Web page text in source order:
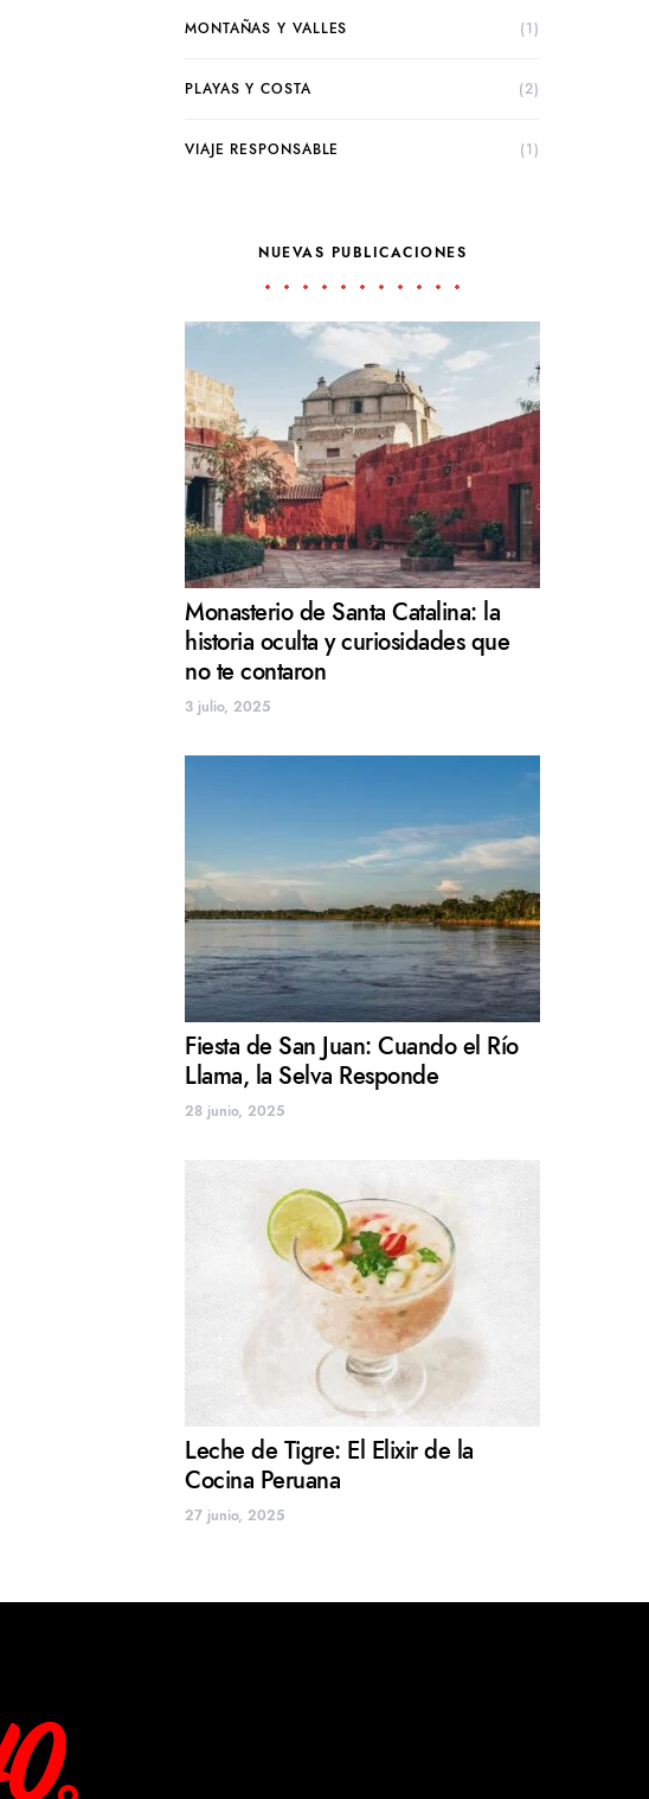
MONTAÑAS Y VALLES (1)
PLAYAS Y COSTA (2)
VIAJE RESPONSABLE (1)
NUEVAS PUBLICACIONES
Monasterio de Santa Catalina: la
historia oculta y curiosidades que
no te contaron
3 julio, 2025
Fiesta de San Juan: Cuando el Río
Llama, la Selva Responde
28 junio, 2025
Leche de Tigre: El Elixir de la
Cocina Peruana
27 junio, 2025